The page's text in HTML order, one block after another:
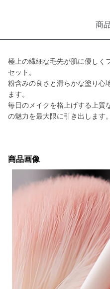
商
極上の繊細な毛先が肌に優しく
セット。
粉含みの良さと滑らかな塗り心
ます。
毎日のメイクを格上げする上質
の魅力を最大限に引き出します。
商品画像